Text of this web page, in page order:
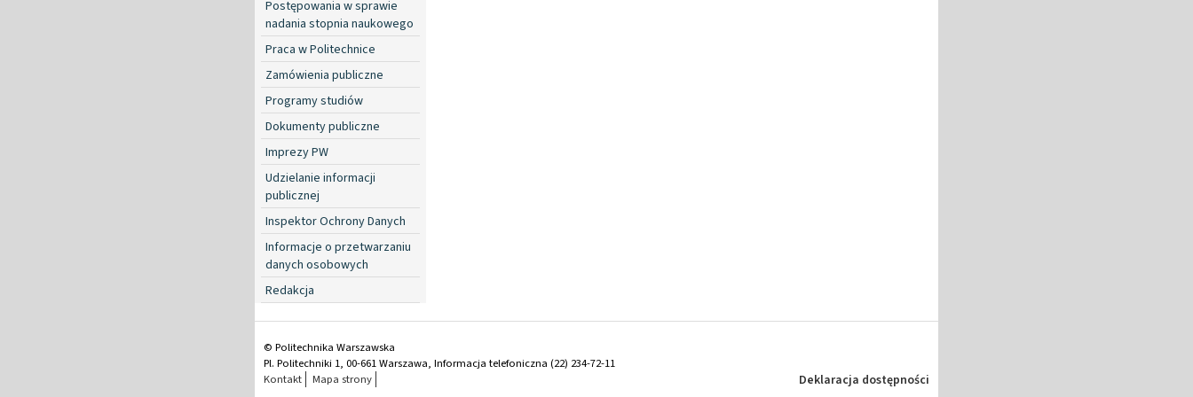
Postępowania w sprawie
nadania stopnia naukowego
Praca w Politechnice
Zamówienia publiczne
Programy studiów
Dokumenty publiczne
Imprezy PW
Udzielanie informacji
publicznej
Inspektor Ochrony Danych
Informacje o przetwarzaniu
danych osobowych
Redakcja
© Politechnika Warszawska
Pl. Politechniki 1, 00-661 Warszawa, Informacja telefoniczna (22) 234-72-11
Kontakt
Mapa strony Deklaracja dostępności